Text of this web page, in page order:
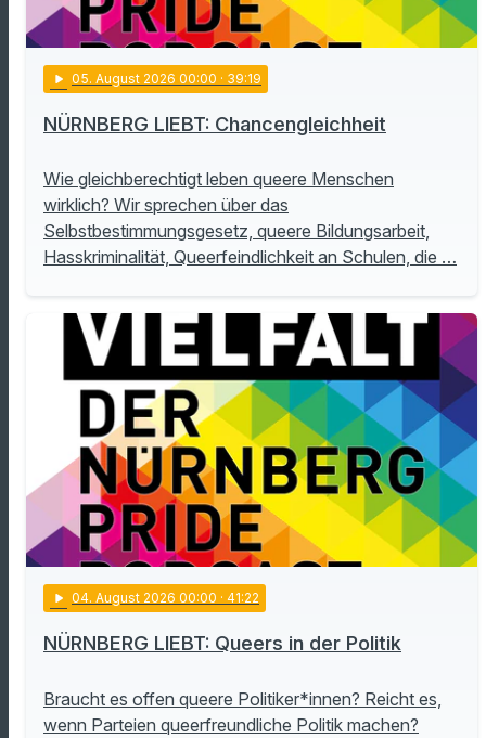
play_arrow 05. August 2026 00:00 · 39:19
NÜRNBERG LIEBT: Chancengleichheit
Wie gleichberechtigt leben queere Menschen
wirklich? Wir sprechen über das
Selbstbestimmungsgesetz, queere Bildungsarbeit,
Hasskriminalität, Queerfeindlichkeit an Schulen, die …
play_arrow 04. August 2026 00:00 · 41:22
NÜRNBERG LIEBT: Queers in der Politik
Braucht es offen queere Politiker*innen? Reicht es,
wenn Parteien queerfreundliche Politik machen?